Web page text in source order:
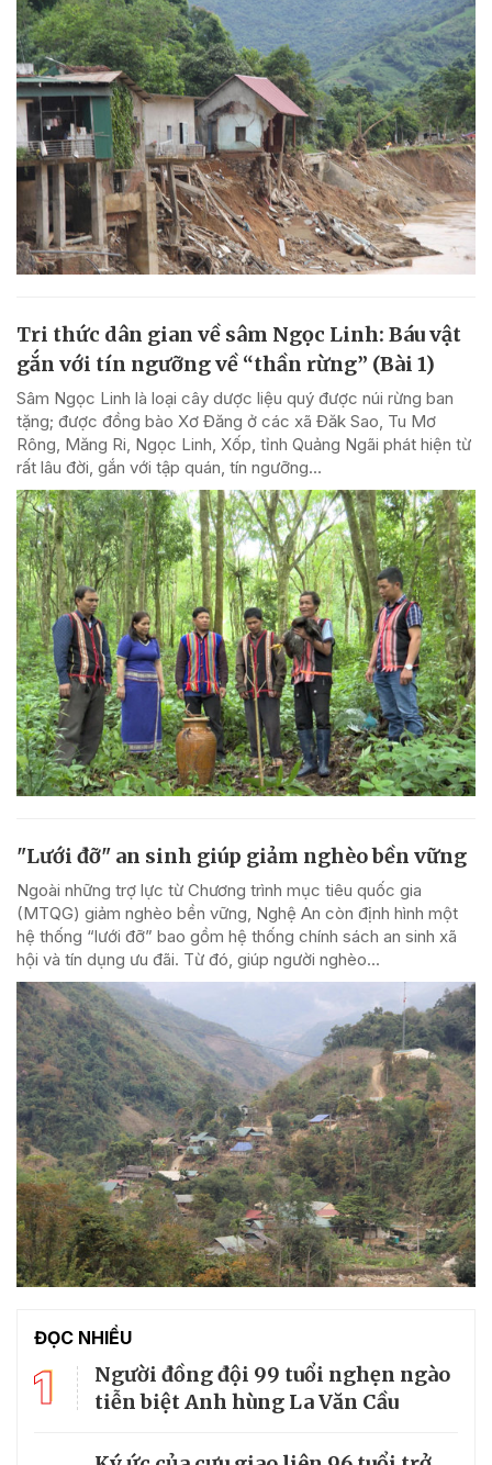
Tri thức dân gian về sâm Ngọc Linh: Báu vật
gắn với tín ngưỡng về “thần rừng” (Bài 1)
Sâm Ngọc Linh là loại cây dược liệu quý được núi rừng ban
tặng; được đồng bào Xơ Đăng ở các xã Đăk Sao, Tu Mơ
Rông, Măng Ri, Ngọc Linh, Xốp, tỉnh Quảng Ngãi phát hiện từ
rất lâu đời, gắn với tập quán, tín ngưỡng...
"Lưới đỡ" an sinh giúp giảm nghèo bền vững
Ngoài những trợ lực từ Chương trình mục tiêu quốc gia
(MTQG) giảm nghèo bền vững, Nghệ An còn định hình một
hệ thống “lưới đỡ” bao gồm hệ thống chính sách an sinh xã
hội và tín dụng ưu đãi. Từ đó, giúp người nghèo...
ĐỌC NHIỀU
1
Người đồng đội 99 tuổi nghẹn ngào
tiễn biệt Anh hùng La Văn Cầu